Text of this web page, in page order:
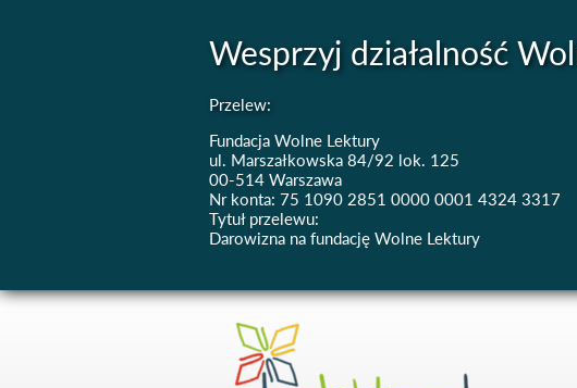
Wesprzyj działalność
Przelew:
Fundacja Wolne Lektury
ul. Marszałkowska 84/92 lok. 125
00-514 Warszawa
Nr konta: 75 1090 2851 0000 0001 4324 3317
Tytuł przelewu:
Darowizna na fundację Wolne Lektury